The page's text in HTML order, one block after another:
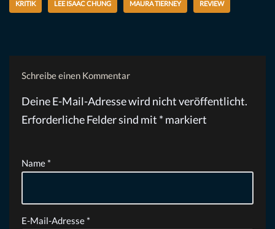
KRITIK LEE ISAAC CHUNG MAURA TIERNEY REVIEW
Schreibe einen Kommentar
Deine E-Mail-Adresse wird nicht veröffentlicht.
Erforderliche Felder sind mit * markiert
Name *
E-Mail-Adresse *